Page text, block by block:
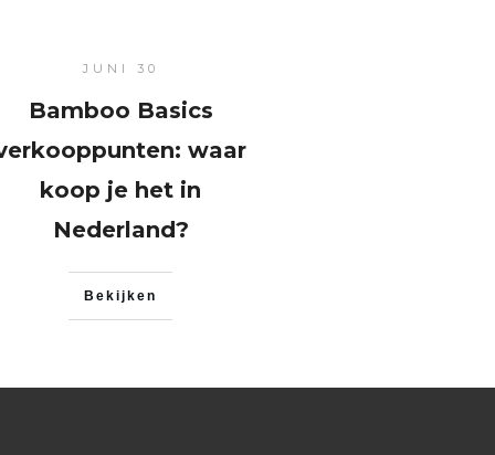
JUNI 30
Bamboo Basics
waar
koop je het in
Nederland?
Bekijken